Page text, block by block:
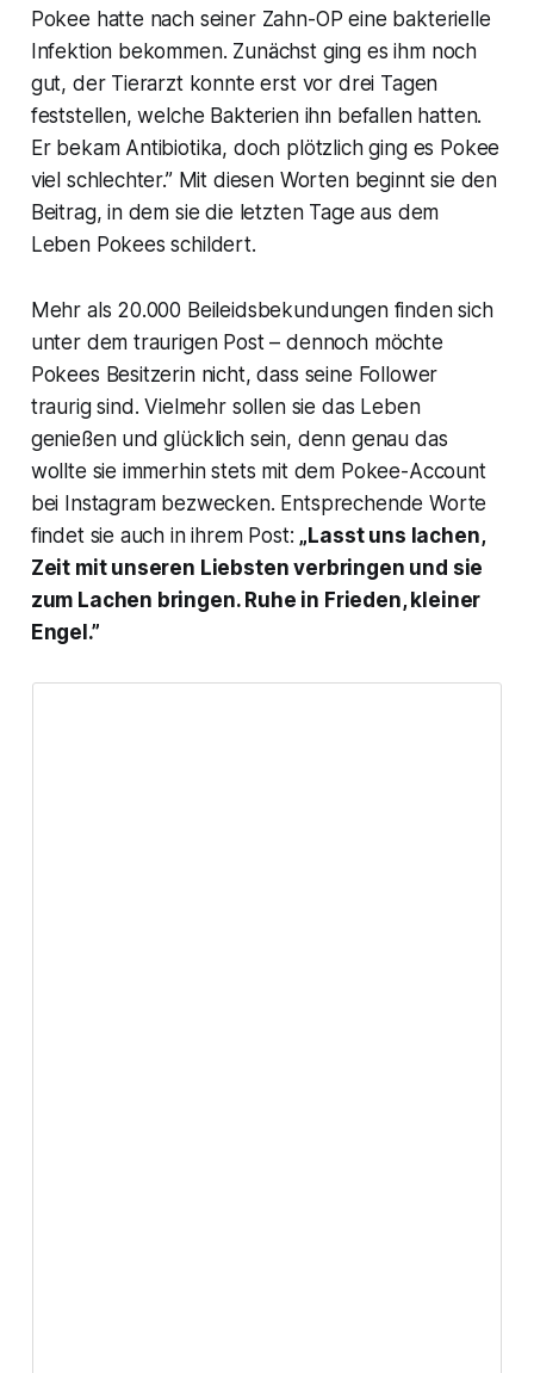
Pokee hatte nach seiner Zahn-OP eine bakterielle
Infektion bekommen. Zunächst ging es ihm noch
gut, der Tierarzt konnte erst vor drei Tagen
feststellen, welche Bakterien ihn befallen hatten.
Er bekam Antibiotika, doch plötzlich ging es Pokee
viel schlechter.” Mit diesen Worten beginnt sie den
Beitrag, in dem sie die letzten Tage aus dem
Leben Pokees schildert.
Mehr als 20.000 Beileidsbekundungen finden sich
unter dem traurigen Post – dennoch möchte
Pokees Besitzerin nicht, dass seine Follower
traurig sind. Vielmehr sollen sie das Leben
genießen und glücklich sein, denn genau das
wollte sie immerhin stets mit dem Pokee-Account
bei Instagram bezwecken. Entsprechende Worte
findet sie auch in ihrem Post: „Lasst uns lachen,
Zeit mit unseren Liebsten verbringen und sie
zum Lachen bringen. Ruhe in Frieden, kleiner
Engel.”